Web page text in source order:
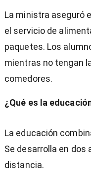
La ministra aseguró
el servicio de
paquetes. Los
mientras no tengan
comedores.
¿Qué es la
La educación
Se desarrolla en dos
distancia.